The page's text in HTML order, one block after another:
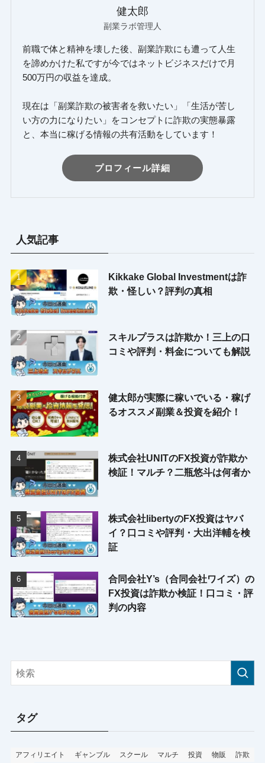
健太郎
副業ラボ管理人
前職で体と精神を壊した後、副業詐欺にも遭って人生
を諦めかけた私ですが今ではネットビジネスだけで月
500万円の収益を達成。
現在は「副業詐欺の被害者を救いたい」「生活が苦し
い方の力になりたい」をコンセプトに詐欺の実態暴露
と、本当に稼げる情報の共有活動をしています！
プロフィール詳細
人気記事
Kikkake Global Investmentは詐
欺・怪しい？評判の真相
スキルプラスは詐欺か！三上の口
コミや評判・料金についても解説
健太郎が実際に稼いでいる・稼げ
るオススメ副業＆投資を紹介！
株式会社UNITのFX投資が詐欺か
検証！マルチ？二瓶悠斗は何者か
株式会社libertyのFX投資はヤバ
イ？口コミや評判・大出洋輔を検
証
合同会社Y’s（合同会社ワイズ）の
FX投資は詐欺か検証！口コミ・評
判の内容
タグ
アフィリエイト ギャンブル スクール マルチ 投資 物販 詐欺